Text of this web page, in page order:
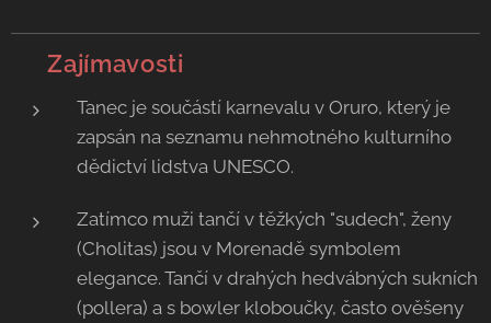
💡 Zajímavosti
Tanec je součástí karnevalu v Oruro, který je
zapsán na seznamu nehmotného kulturního
dědictví lidstva UNESCO.
Zatímco muži tančí v těžkých "sudech", ženy
(Cholitas) jsou v Morenadě symbolem
elegance. Tančí v drahých hedvábných sukních
(pollera) a s bowler kloboučky, často ověšeny